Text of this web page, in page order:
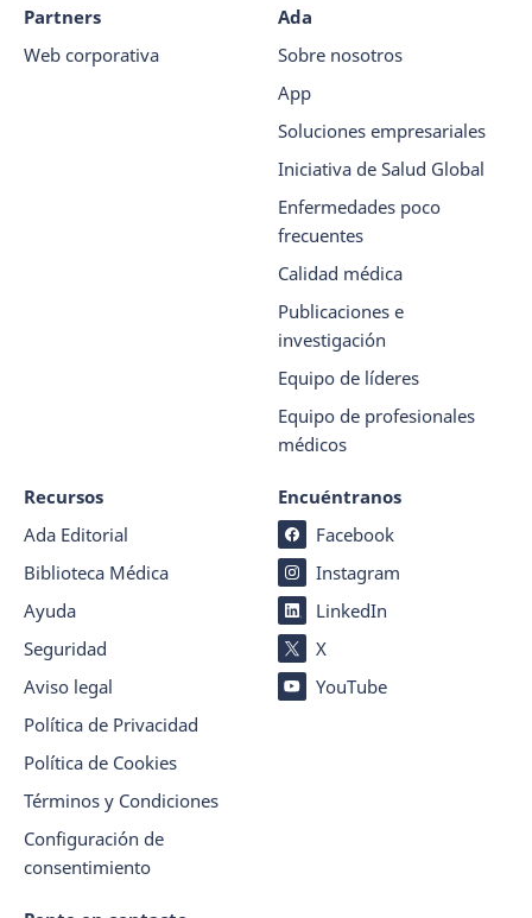
Partners
Web corporativa
Ada
Sobre nosotros
App
Soluciones empresariales
Iniciativa de Salud Global
Enfermedades poco
frecuentes
Calidad médica
Publicaciones e
investigación
Equipo de líderes
Equipo de profesionales
médicos
Recursos
Ada Editorial
Biblioteca Médica
Ayuda
Seguridad
Aviso legal
Política de Privacidad
Política de Cookies
Términos y Condiciones
Configuración de
consentimiento
Encuéntranos
Facebook
Instagram
LinkedIn
X
YouTube